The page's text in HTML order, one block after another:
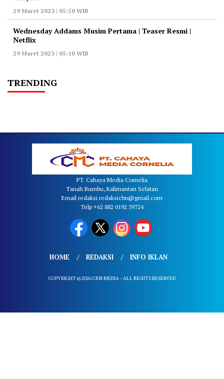
29 Maret 2023 | 05:50 WIB
Wednesday Addams Musim Pertama | Teaser Resmi |
Netflix
29 Maret 2023 | 05:10 WIB
TRENDING
PT. Cahaya Media Cornelia
Tanah Bumbu, Kalimantan Selatan
Email redaksi redaksicbn@gmail.com
Telp +62 882 0192 59724
HOME REDAKSI INFO IKLAN
COPYRIGHT © 2026 CBN MEDIA - ALL RIGHTS RESERVED